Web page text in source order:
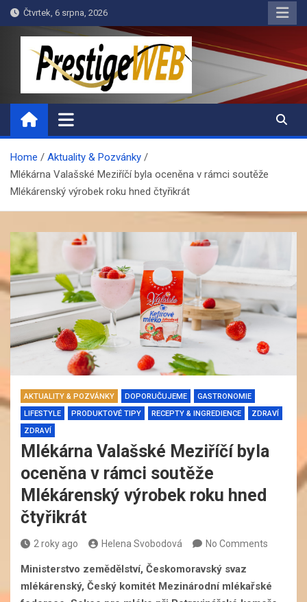
Skip
to
Čtvrtek, 6 srpna, 2026
PrestigeWEB
Home
Aktuality & Pozvánky
Mlékárna Valašské Meziříčí byla oceněna v rámci soutěže
Mlékárenský výrobek roku hned čtyřikrát
AKTUALITY & POZVÁNKY DOPORUČUJEME
GASTRONOMIE
LIFESTYLE
PRODUKTOVÉ TIPY RECEPTY & INGREDIENCE
ZDRAVÍ
ZDRAVÍ
Mlékárna Valašské Meziříčí byla
oceněna v rámci soutěže
Mlékárenský výrobek roku hned
čtyřikrát
2 roky ago Helena Svobodová No Comments
Ministerstvo zemědělství, Českomoravský svaz
mlékárenský, Český komitét Mezinárodní mlékařské